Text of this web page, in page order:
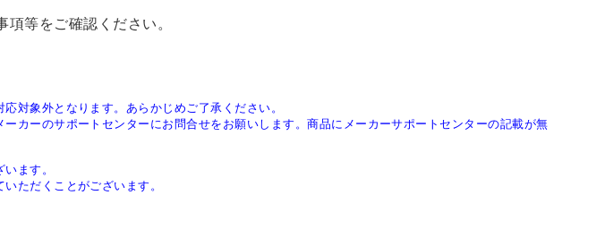
項等をご確認ください。
対象外となります。あらかじめご了承ください。
カーのサポートセンターにお問合せをお願いします。商品にメーカーサポートセンターの記載が無
ます。
ただくことがございます。